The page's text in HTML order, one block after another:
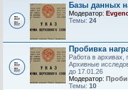
Базы данных
Модератор:
Темы: 24
Пробивка
Работа в архивах,
Архивные
до 17.01.26
Модератор:
Темы: 10